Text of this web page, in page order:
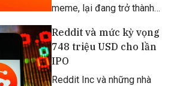
meme, lại đang trở thành
sự bàn tán.
Reddit và mức kỳ vọng
748 triệu USD cho lần
IPO
Reddit Inc và những nhà